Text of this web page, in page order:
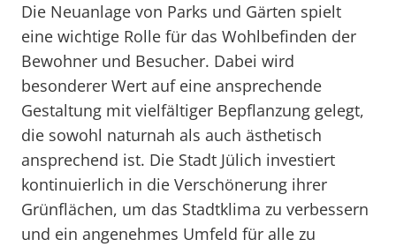
Die Neuanlage von Parks und Gärten spielt
eine wichtige Rolle für das Wohlbefinden der
Bewohner und Besucher. Dabei wird
besonderer Wert auf eine ansprechende
Gestaltung mit vielfältiger Bepflanzung gelegt,
die sowohl naturnah als auch ästhetisch
ansprechend ist. Die Stadt Jülich investiert
kontinuierlich in die Verschönerung ihrer
Grünflächen, um das Stadtklima zu verbessern
und ein angenehmes Umfeld für alle zu